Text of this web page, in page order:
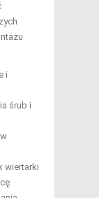
i
śrub i
wiertarki